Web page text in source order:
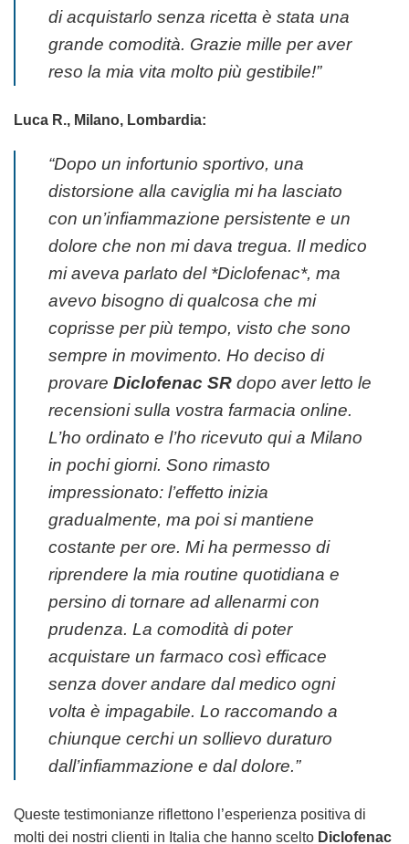
di acquistarlo senza ricetta è stata una
grande comodità. Grazie mille per aver
reso la mia vita molto più gestibile!”
Luca R., Milano, Lombardia:
“Dopo un infortunio sportivo, una
distorsione alla caviglia mi ha lasciato
con un’infiammazione persistente e un
dolore che non mi dava tregua. Il medico
mi aveva parlato del *Diclofenac*, ma
avevo bisogno di qualcosa che mi
coprisse per più tempo, visto che sono
sempre in movimento. Ho deciso di
provare Diclofenac SR dopo aver letto le
recensioni sulla vostra farmacia online.
L’ho ordinato e l’ho ricevuto qui a Milano
in pochi giorni. Sono rimasto
impressionato: l’effetto inizia
gradualmente, ma poi si mantiene
costante per ore. Mi ha permesso di
riprendere la mia routine quotidiana e
persino di tornare ad allenarmi con
prudenza. La comodità di poter
acquistare un farmaco così efficace
senza dover andare dal medico ogni
volta è impagabile. Lo raccomando a
chiunque cerchi un sollievo duraturo
dall’infiammazione e dal dolore.”
Queste testimonianze riflettono l’esperienza positiva di
molti dei nostri clienti in Italia che hanno scelto Diclofenac